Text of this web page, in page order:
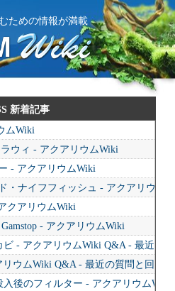
ための情報が満載
新着記事
ムWiki
ウィ - アクアリウムWiki
- アクアリウムWiki
・ナイフフィッシュ - アクアリウム
クアリウムWiki
Gamstop - アクアリウムWiki
ビ - アクアリウムWiki Q&A - 最近の
ウムWiki Q&A - 最近の質問と回答
入後のフィルター - アクアリウム